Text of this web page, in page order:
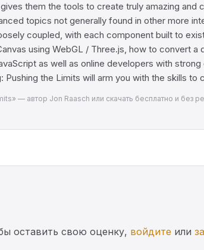
them the tools to create truly amazing
topics not generally found in other more
coupled, with each component built to
using WebGL / Three.js, how to convert
as well as online developers with
the Limits will arm you with the skills to
— автор Jon Raasch или скачать бесплатно и
оставить свою оценку, войдите или